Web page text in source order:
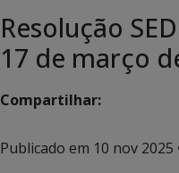
Resolução
17 de março
Compartilhar:
Publicado em 10 nov 2025